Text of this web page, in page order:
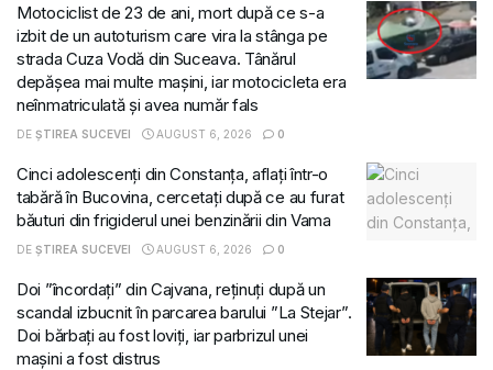
Motociclist de 23 de ani, mort după ce s-a
izbit de un autoturism care vira la stânga pe
strada Cuza Vodă din Suceava. Tânărul
depășea mai multe mașini, iar motocicleta era
neînmatriculată și avea număr fals
DE ȘTIREA SUCEVEI AUGUST 6, 2026 0
Cinci adolescenți din Constanța, aflați într-o
tabără în Bucovina, cercetați după ce au furat
băuturi din frigiderul unei benzinării din Vama
DE ȘTIREA SUCEVEI AUGUST 6, 2026 0
Doi ”încordați” din Cajvana, reținuți după un
scandal izbucnit în parcarea barului ”La Stejar”.
Doi bărbați au fost loviți, iar parbrizul unei
mașini a fost distrus